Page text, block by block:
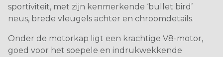
sportiviteit, met zijn kenmerkende ‘bullet bird’
neus, brede vleugels achter en chroomdetails.
Onder de motorkap ligt een krachtige V8-motor,
goed voor het soepele en indrukwekkende